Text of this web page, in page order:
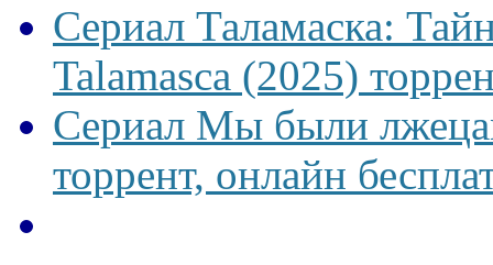
Сериал Таламаска:
Talamasca (2025)
Сериал Мы были
торрент, онлайн